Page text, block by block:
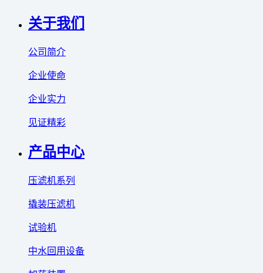
关于我们
公司简介
企业使命
企业实力
见证精彩
产品中心
压滤机系列
撬装压滤机
试验机
中水回用设备